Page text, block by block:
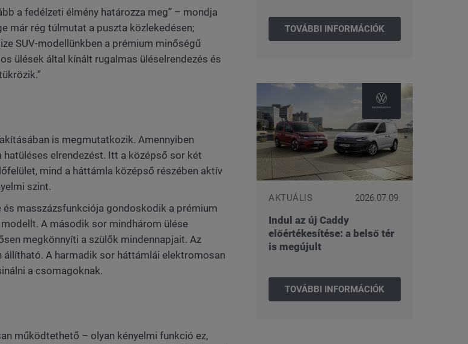
a fedélzeti élmény határozza meg” – mondja
már rég túlmutat a puszta közlekedésen;
SUV-modellünkben a prémium minőségű
ülések által kínált rugalmas üléselrendezés és
is megmutatkozik. Amennyiben
elrendezést. Itt a középső sor két
mind a háttámla középső részében aktív
szint.
masszázsfunkciója gondoskodik a prémium
A második sor mindhárom ülése
megkönnyíti a szülők mindennapjait. Az
A harmadik sor háttámlái elektromosan
a csomagoknak.
működtethető – olyan kényelmi funkció ez,
TOVÁBBI INFORMÁCIÓK
AKTUÁLIS 2026.07.09.
Indul az új Caddy
előértékesítése: a belső tér
is megújult
TOVÁBBI INFORMÁCIÓK